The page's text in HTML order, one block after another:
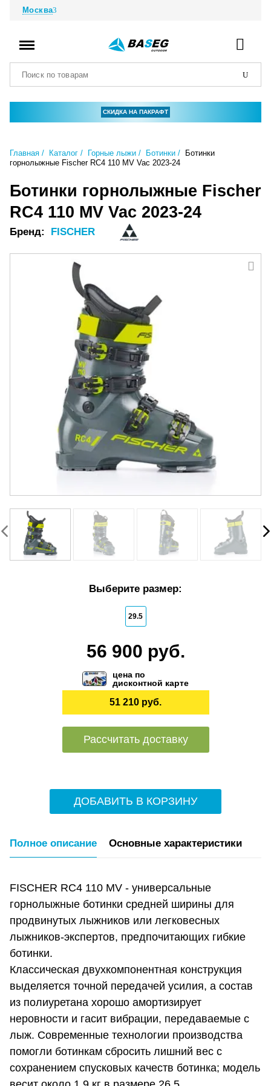
Москва
СКИДКА НА ПАКРАФТ
Главная Каталог Горные лыжи Ботинки
Ботинки
горнолыжные Fischer RC4 110 MV Vac 2023-24
Ботинки горнолыжные Fischer
RC4 110 MV Vac 2023-24
Бренд: FISCHER
Выберите размер:
29.5
56 900 руб.
цена по
дисконтной карте
51 210 руб.
Рассчитать доставку
ДОБАВИТЬ В КОРЗИНУ
Полное описание Основные характеристики
FISCHER RC4 110 MV - универсальные
горнолыжные ботинки средней ширины для
продвинутых лыжников или легковесных
лыжников-экспертов, предпочитающих гибкие
ботинки.
Классическая двухкомпонентная конструкция
выделяется точной передачей усилия, а состав
из полиуретана хорошо амортизирует
неровности и гасит вибрации, передаваемые с
лыж. Современные технологии производства
помогли ботинкам сбросить лишний вес с
сохранением спусковых качеств ботинка; модель